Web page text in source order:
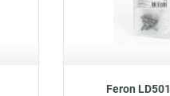
Feron